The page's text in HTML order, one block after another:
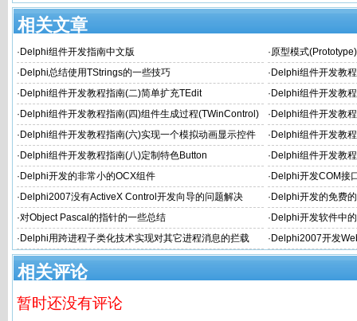
相关文章
· Delphi组件开发指南中文版 ·原型模式
· Delphi总结使用TStrings的一些技巧 · Delphi组件开发教
· Delphi组件开发教程指南(二)简单扩充TEdit · Delphi组件开发教
· Delphi组件开发教程指南(四)组件生成过程(TWinControl) · Delphi组件开发教
· Delphi组件开发教程指南(六)实现一个模拟动画显示控件 · Delphi组件开发教
· Delphi组件开发教程指南(八)定制特色Button · Delphi组件开发教
· Delphi开发的非常小的OCX组件 · Delphi开发COM接
· Delphi2007没有ActiveX Control开发向导的问题解决 · Delphi开发的免费
·对Object Pascal的指针的一些总结 · Delphi开发软件中
· Delphi用跨进程子类化技术实现对其它进程消息的拦载 · Delphi2007开发
相关评论
暂时还没有评论